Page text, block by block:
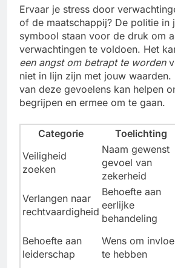
Ervaar je stress door
of de maatschappij? De politie in
symbool staan voor de druk om
verwachtingen te voldoen. Het
een angst om betrapt te worden
niet in lijn zijn met jouw waarden.
van deze gevoelens kan helpen
begrijpen en ermee om te gaan.
Categorie Toelichting
Veiligheid
zoeken
Naam gewenst
gevoel van
zekerheid
Verlangen naar
rechtvaardigheid
Behoefte aan
eerlijke
behandeling
Behoefte aan
leiderschap
Wens om
te hebben